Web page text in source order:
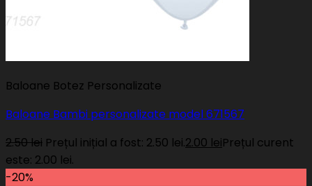
Baloane Botez Personalizate
Baloane Bambi personalizate model 671567
2.50lei Prețul inițial a fost: 2.50 lei.2.00 leiPrețul curent
este: 2.00 lei.
-20%